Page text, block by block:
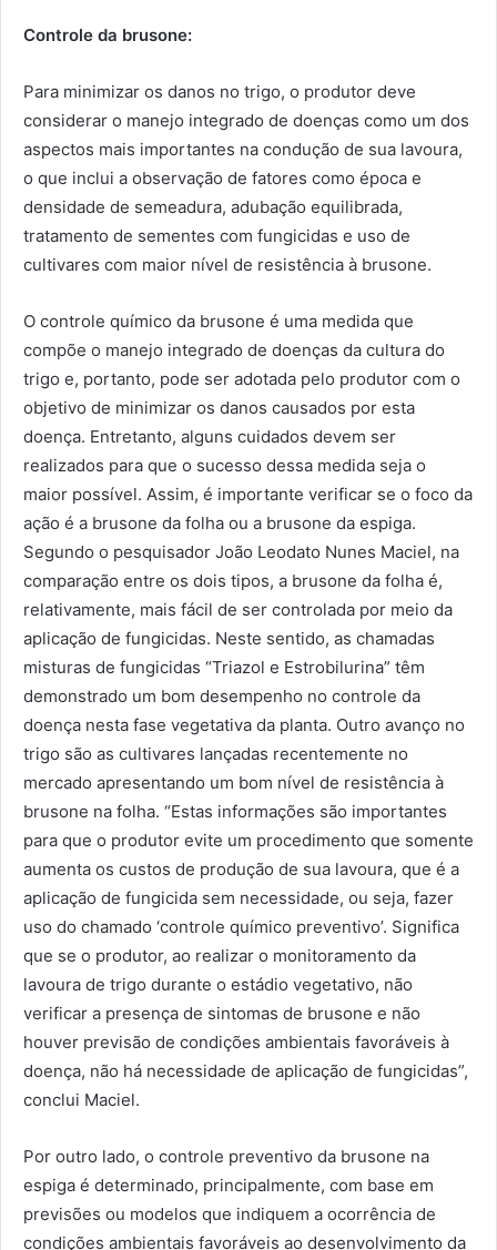
Controle da brusone:
Para minimizar os danos no trigo, o produtor deve
considerar o manejo integrado de doenças como um dos
aspectos mais importantes na condução de sua lavoura,
o que inclui a observação de fatores como época e
densidade de semeadura, adubação equilibrada,
tratamento de sementes com fungicidas e uso de
cultivares com maior nível de resistência à brusone.
O controle químico da brusone é uma medida que
compõe o manejo integrado de doenças da cultura do
trigo e, portanto, pode ser adotada pelo produtor com o
objetivo de minimizar os danos causados por esta
doença. Entretanto, alguns cuidados devem ser
realizados para que o sucesso dessa medida seja o
maior possível. Assim, é importante verificar se o foco da
ação é a brusone da folha ou a brusone da espiga.
Segundo o pesquisador João Leodato Nunes Maciel, na
comparação entre os dois tipos, a brusone da folha é,
relativamente, mais fácil de ser controlada por meio da
aplicação de fungicidas. Neste sentido, as chamadas
misturas de fungicidas “Triazol e Estrobilurina” têm
demonstrado um bom desempenho no controle da
doença nesta fase vegetativa da planta. Outro avanço no
trigo são as cultivares lançadas recentemente no
mercado apresentando um bom nível de resistência à
brusone na folha. “Estas informações são importantes
para que o produtor evite um procedimento que somente
aumenta os custos de produção de sua lavoura, que é a
aplicação de fungicida sem necessidade, ou seja, fazer
uso do chamado ‘controle químico preventivo’. Significa
que se o produtor, ao realizar o monitoramento da
lavoura de trigo durante o estádio vegetativo, não
verificar a presença de sintomas de brusone e não
houver previsão de condições ambientais favoráveis à
doença, não há necessidade de aplicação de fungicidas”,
conclui Maciel.
Por outro lado, o controle preventivo da brusone na
espiga é determinado, principalmente, com base em
previsões ou modelos que indiquem a ocorrência de
condições ambientais favoráveis ao desenvolvimento da